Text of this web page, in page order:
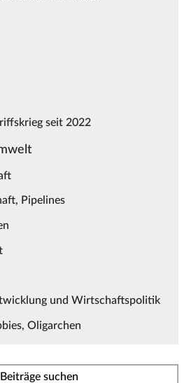
seit 2022
Pipelines
und Wirtschaftspolitik
Oligarchen
Beiträge suchen